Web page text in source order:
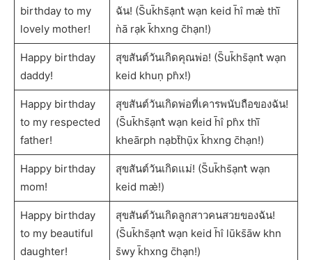
birthday to my
lovely mother!
ฉัน! (S̄uk̄hs̄ạnt̒ wạn keid h̄ı̂ mæ̀ thī̀
ǹā rạk k̄hxng c̄hạn!)
Happy birthday
daddy!
สุขสันต์วันเกิดคุณพ่อ! (S̄uk̄hs̄ạnt̒ wạn
keid khuṇ ph̀x!)
Happy birthday
to my respected
father!
สุขสันต์วันเกิดพ่อที่เคารพนับถือของฉัน!
(S̄uk̄hs̄ạnt̒ wạn keid h̄ı̂ ph̀x thī̀
kheārph nạbt̄hụ̄x k̄hxng c̄hạn!)
Happy birthday
mom!
สุขสันต์วันเกิดแม่! (S̄uk̄hs̄ạnt̒ wạn
keid mæ̀!)
Happy birthday
to my beautiful
daughter!
สุขสันต์วันเกิดลูกสาวคนสวยของฉัน!
(S̄uk̄hs̄ạnt̒ wạn keid h̄ı̂ lūks̄āw khn
s̄wy k̄hxng c̄hạn!)